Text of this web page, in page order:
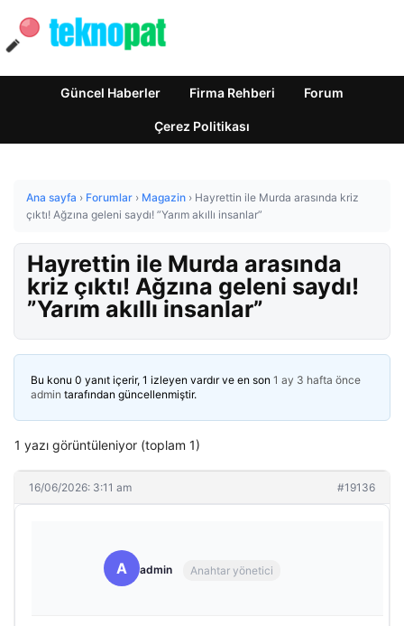
Güncel Haberler Firma Rehberi Forum
Çerez Politikası
Ana sayfa › Forumlar › Magazin › Hayrettin ile Murda arasında kriz
çıktı! Ağzına geleni saydı! ”Yarım akıllı insanlar”
Hayrettin ile Murda arasında
kriz çıktı! Ağzına geleni saydı!
”Yarım akıllı insanlar”
Bu konu 0 yanıt içerir, 1 izleyen vardır ve en son 1 ay 3 hafta önce
admin tarafından güncellenmiştir.
1 yazı görüntüleniyor (toplam 1)
16/06/2026: 3:11 am #19136
A admin Anahtar yönetici